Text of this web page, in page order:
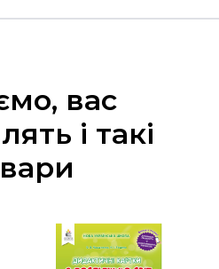
вас
і такі